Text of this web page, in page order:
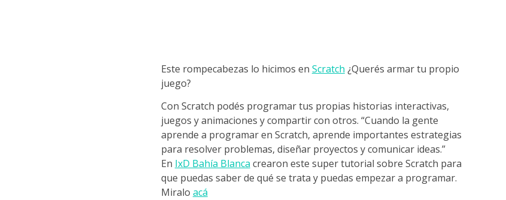
Este rompecabezas lo hicimos en Scratch ¿Querés armar tu propio
juego?
Con Scratch podés programar tus propias historias interactivas,
juegos y animaciones y compartir con otros. “Cuando la gente
aprende a programar en Scratch, aprende importantes estrategias
para resolver problemas, diseñar proyectos y comunicar ideas.”
En IxD Bahía Blanca crearon este super tutorial sobre Scratch para
que puedas saber de qué se trata y puedas empezar a programar.
Miralo acá